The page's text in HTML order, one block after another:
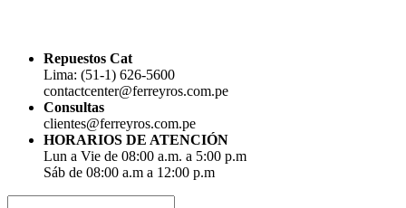
Repuestos Cat
Lima: (51-1) 626-5600
contactcenter@ferreyros.com.pe
Consultas
clientes@ferreyros.com.pe
HORARIOS DE ATENCIÓN
Lun a Vie de 08:00 a.m. a 5:00 p.m
Sáb de 08:00 a.m a 12:00 p.m